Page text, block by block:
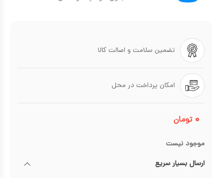
تضمین سلامت و اصالت کالا
امکان پرداخت در محل
۰ تومان
موجود نیست
ارسال بسیار سریع